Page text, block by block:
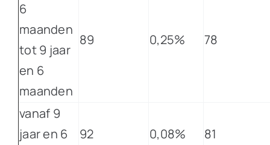
6
maanden
tot 9 jaar
en 6
maanden
89 0,25% 78
vanaf 9
jaar en 6
92 0,08% 81